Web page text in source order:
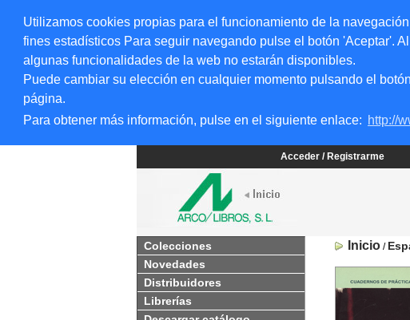
Utilizamos cookies propias para el funcionamiento de la
fines estadísticos Para seguir navegando pulse el botón 'Aceptar'.
algunas funcionalidades de la web no estarán disponibles.
Puede cambiar su elección en cualquier momento pulsando el
página.
Para obtener más información, pulse en el siguiente enlace: http://
Acceder / Registrarme
Colecciones
Novedades
Distribuidores
Librerías
Inicio /